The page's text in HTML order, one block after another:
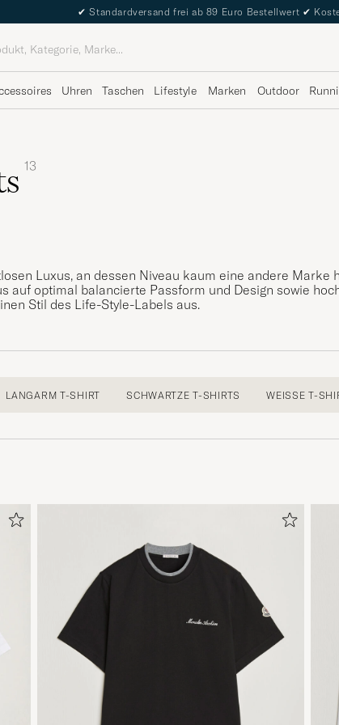
✔ Standardversand frei ab 89 Euro Bestellwert ✔
Uhren Taschen Lifestyle Marken Outdoor
13
Luxus, an dessen Niveau kaum eine andere Marke
auf optimal balancierte Passform und Design sowie
Stil des Life-Style-Labels aus.
LANGARM T-SHIRT SCHWARTZE T-SHIRTS WEISSE T-